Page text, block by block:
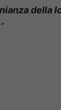
della